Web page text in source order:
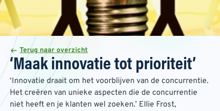
Terug naar overzicht
‘Maak innovatie tot prioriteit’
‘Innovatie draait om het voorblijven van de concurrentie.
Het creëren van unieke aspecten die de concurrentie
niet heeft en je klanten wel zoeken.’ Ellie Frost,